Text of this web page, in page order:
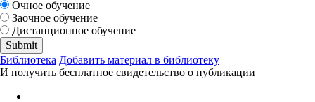
Очное обучение
Заочное обучение
Дистанционное обучение
Библиотека Добавить материал в библиотеку
И получить бесплатное свидетельство о публикации